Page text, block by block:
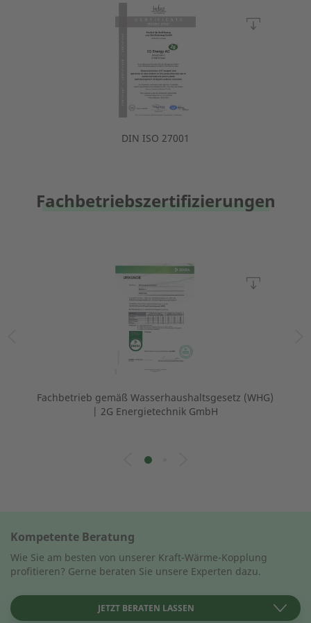
DIN ISO 27001
Fachbetriebszertifizierungen
Fachbetrieb gemäß Wasserhaushaltsgesetz (WHG)
| 2G Energietechnik GmbH
Kompetente Beratung
Wie Sie am besten von unserer Kraft-Wärme-Kopplung
profitieren? Gerne beraten Sie unsere Experten dazu.
JETZT BERATEN LASSEN